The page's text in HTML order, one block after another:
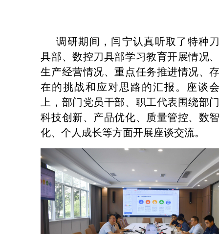
调研期间，闫宁认真听取了特种
具部、数控刀具部学习教育开展情况
生产经营情况、重点任务推进情况、
在的挑战和应对思路的汇报。座谈
上，部门党员干部、职工代表围绕部
科技创新、产品优化、质量管控、数
化、个人成长等方面开展座谈交流。